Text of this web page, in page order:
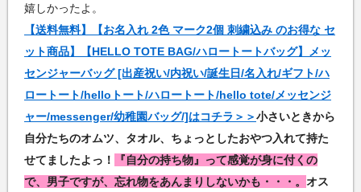
嬉しかったよ。
【送料無料】【お名入れ 2色 マーク2個 刺繍込み のお得な セ
ット商品】【HELLO TOTE BAG/ハロートートバッグ】メッ
センジャーバッグ [出産祝い/内祝い/誕生日/名入れ/ギフト/ハ
ロートート/helloトート/ハロートート/hello tote/メッセンジ
ャー/messenger/幼稚園バッグ/]はコチラ＞＞小さいときから
自分たちのオムツ、タオル、ちょっとしたおやつ入れて持た
せてましたよっ！
『自分の持ち物』って感覚が身に付くの
で、男子ですが、忘れ物をあんまりしないかも・・・。 オス